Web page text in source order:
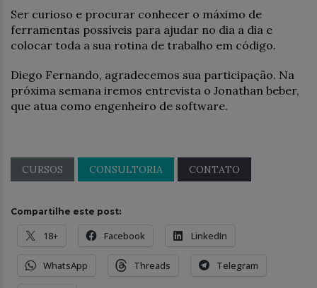
Ser curioso e procurar conhecer o máximo de
ferramentas possíveis para ajudar no dia a dia e
colocar toda a sua rotina de trabalho em código.
Diego Fernando, agradecemos sua participação. Na
próxima semana iremos entrevista o Jonathan beber,
que atua como engenheiro de software.
CURSOS CONSULTORIA CONTATO
Compartilhe este post:
18+ Facebook LinkedIn
WhatsApp Threads Telegram